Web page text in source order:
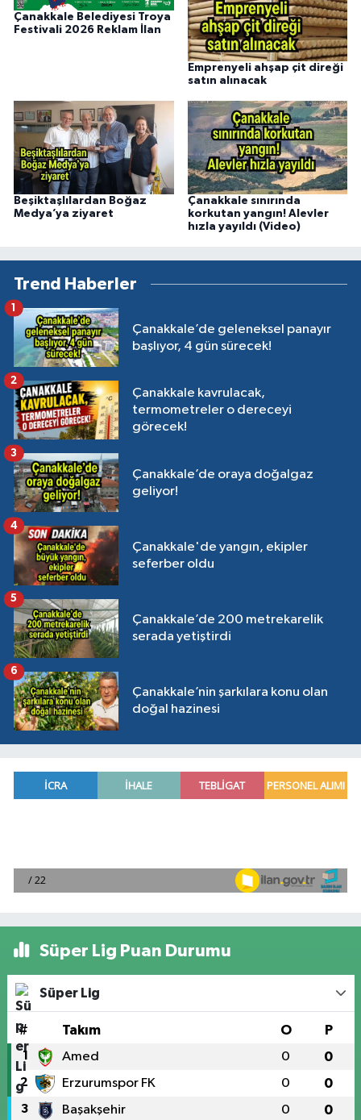
Çanakkale Belediyesi Troya
Festivali 2026 Reklam İlan
Emprenyeli ahşap çit direği
satın alınacak
Beşiktaşlılardan Boğaz
Medya’ya ziyaret
Çanakkale sınırında
korkutan yangın! Alevler
hızla yayıldı (Video)
Trend Haberler
Çanakkale’de geleneksel panayır
başlıyor, 4 gün sürecek!
1
Çanakkale kavrulacak,
termometreler o dereceyi
görecek!
2
Çanakkale’de oraya doğalgaz
geliyor!
3
Çanakkale'de yangın, ekipler
seferber oldu
4
Çanakkale’de 200 metrekarelik
serada yetiştirdi
5
Çanakkale’nin şarkılara konu olan
doğal hazinesi
6
Süper Lig Puan Durumu
Süper Lig
# Takım O P
1 Amed 0 0
2 Erzurumspor FK 0 0
3 Başakşehir 0 0